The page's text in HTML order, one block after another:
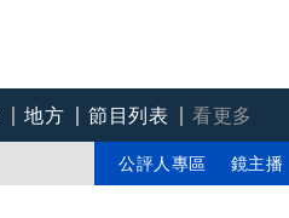
地方 節目列表
看更多
公評人專區 鏡主播